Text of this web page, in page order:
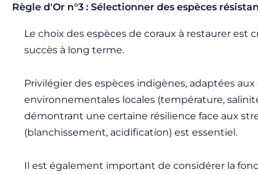
Règle d'Or n°3 : Sélectionner des espèces
Le choix des espèces de coraux à restaurer est
succès à long terme.
Privilégier des espèces indigènes, adaptées
environnementales locales (température,
démontrant une certaine résilience face aux
(blanchissement, acidification) est essentiel.
Il est également important de considérer la